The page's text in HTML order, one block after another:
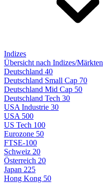
Indizes
Übersicht nach Indizes/Märkten
Deutschland 40
Deutschland Small Cap 70
Deutschland Mid Cap 50
Deutschland Tech 30
USA Industrie 30
USA 500
US Tech 100
Eurozone 50
FTSE-100
Schweiz 20
Österreich 20
Japan 225
Hong Kong 50